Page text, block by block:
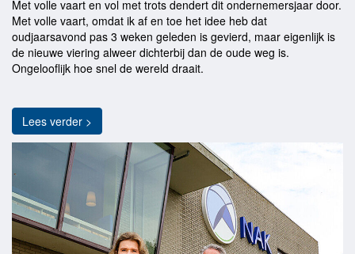
Met volle vaart en vol met trots dendert dit ondernemersjaar door.
Met volle vaart, omdat ik af en toe het idee heb dat
oudjaarsavond pas 3 weken geleden is gevierd, maar eigenlijk is
de nieuwe viering alweer dichterbij dan de oude weg is.
Ongelooflijk hoe snel de wereld draait.
Lees verder >